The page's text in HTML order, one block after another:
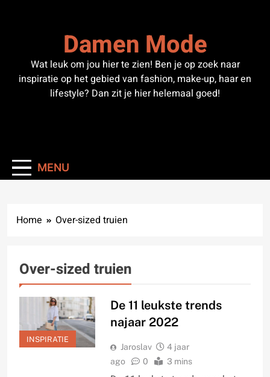
Damen Mode
Wat leuk om jou hier te zien! Ben je op zoek naar
inspiratie op het gebied van fashion, make-up, haar en
lifestyle? Dan zit je hier helemaal goed!
MENU
Home Over-sized truien
Over-sized truien
INSPIRATIE
De 11 leukste trends
najaar 2022
Jaroslav
4 jaar
ago
0 3 mins